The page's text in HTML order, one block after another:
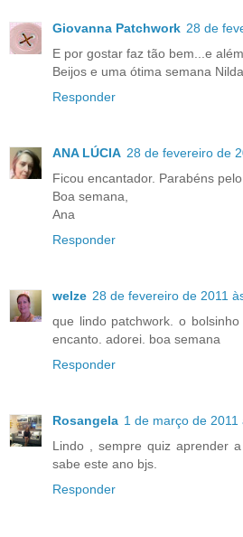
Giovanna Patchwork 28 de
E por gostar faz tão bem...e
Beijos e uma ótima semana
Responder
ANA LÚCIA 28 de fevereiro de
Ficou encantador. Parabéns
Boa semana,
Ana
Responder
welze 28 de fevereiro de 2011
que lindo patchwork. o
encanto. adorei. boa semana
Responder
Rosangela 1 de março de 2011
Lindo , sempre quiz aprender
sabe este ano bjs.
Responder